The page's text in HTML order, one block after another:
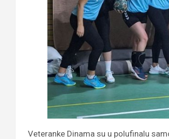
Veteranke Dinama su u polufinalu